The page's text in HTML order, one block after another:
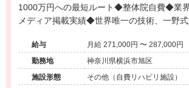
1000万円への最短ルート◆整体院自費◆業
メディア掲載実績◆世界唯一の技術、一野
センティブ制度あり◆独立開業支援あり◆海
入れた成長企業でプロフェッショナルを目指
給与
月給 271,000円 〜 287,000円
勤務地
神奈川県横浜市旭区
施設形態
その他（自費リハビリ施設）